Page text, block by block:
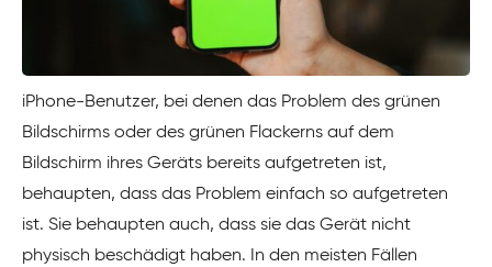
iPhone-Benutzer, bei denen das Problem des grünen
Bildschirms oder des grünen Flackerns auf dem
Bildschirm ihres Geräts bereits aufgetreten ist,
behaupten, dass das Problem einfach so aufgetreten
ist. Sie behaupten auch, dass sie das Gerät nicht
physisch beschädigt haben. In den meisten Fällen